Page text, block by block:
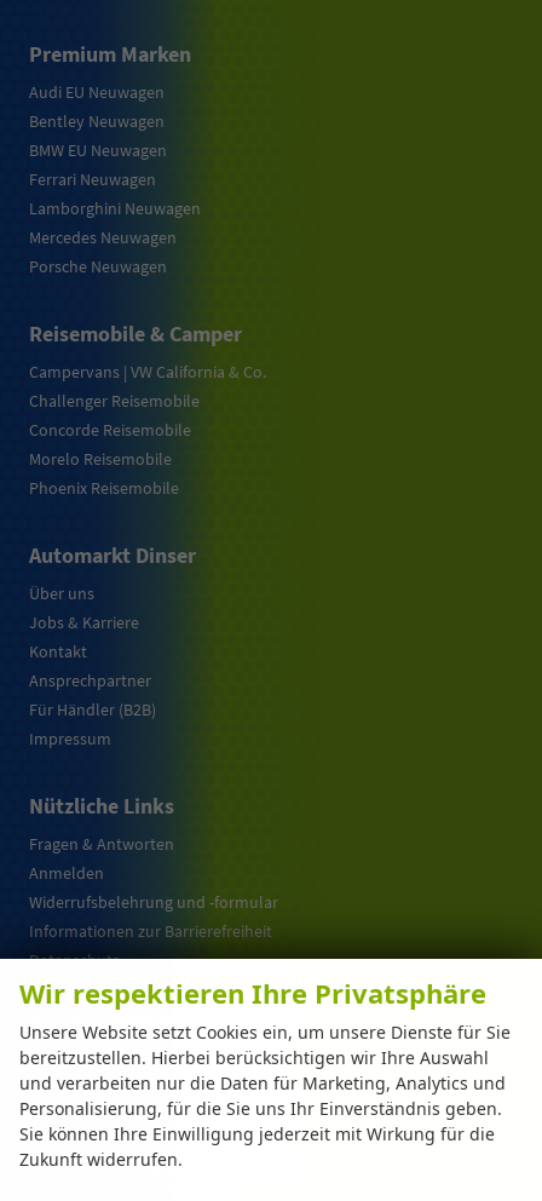
Premium Marken
Audi EU Neuwagen
Bentley Neuwagen
BMW EU Neuwagen
Ferrari Neuwagen
Lamborghini Neuwagen
Mercedes Neuwagen
Porsche Neuwagen
Reisemobile & Camper
Campervans | VW California & Co.
Challenger Reisemobile
Concorde Reisemobile
Morelo Reisemobile
Phoenix Reisemobile
Automarkt Dinser
Über uns
Jobs & Karriere
Kontakt
Ansprechpartner
Für Händler (B2B)
Impressum
Nützliche Links
Fragen & Antworten
Anmelden
Widerrufsbelehrung und -formular
Informationen zur Barrierefreiheit
Datenschutz
Cookie-Einstellungen
Weitere Informationen zum offiziellen Kraftstoffverbrauch und zu den offiziellen
spezifischen CO 2 -Emissionen und gegebenenfalls zum Stromverbrauch neuer PKW
können dem 'Leitfaden über den offiziellen Kraftstoffverbrauch, die offiziellen
spezifischen CO 2
-Emissionen und den offiziellen Stromverbrauch neuer PKW'
entnommen werden, der an allen Verkaufsstellen und bei der 'Deutschen Automobil
Wir respektieren Ihre Privatsphäre
Unsere Website setzt Cookies ein, um unsere Dienste für Sie
bereitzustellen. Hierbei berücksichtigen wir Ihre Auswahl
und verarbeiten nur die Daten für Marketing, Analytics und
Personalisierung, für die Sie uns Ihr Einverständnis geben.
Sie können Ihre Einwilligung jederzeit mit Wirkung für die
Zukunft widerrufen.